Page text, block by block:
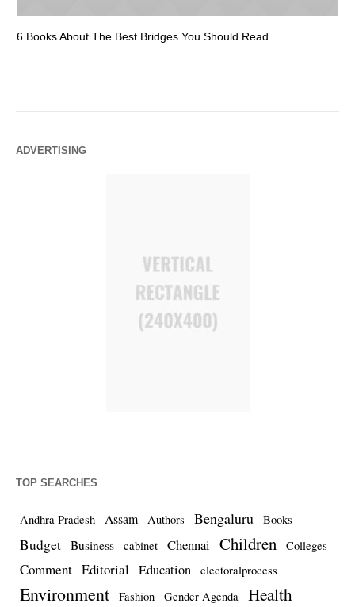
6 Books About The Best Bridges You Should Read
ADVERTISING
TOP SEARCHES
Andhra Pradesh Assam Authors Bengaluru Books
Budget Business cabinet Chennai Children Colleges
Comment Editorial Education electoralprocess
Environment Fashion Gender Agenda Health